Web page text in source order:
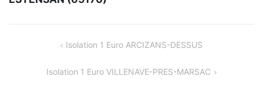
NAVIGATION
L’ARTICLE
Isolation 1 Euro ARCIZANS-DESSUS
Isolation 1 Euro VILLENAVE-PRES-MARSAC